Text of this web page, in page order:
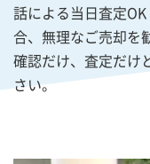
話による当日査定
合、無理なご売却を
確認だけ、査定だけ
さい。